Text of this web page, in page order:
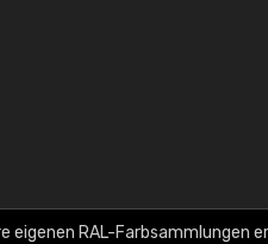
eigenen RAL-Farbsammlungen